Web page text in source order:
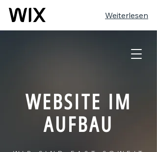
Weiterlesen